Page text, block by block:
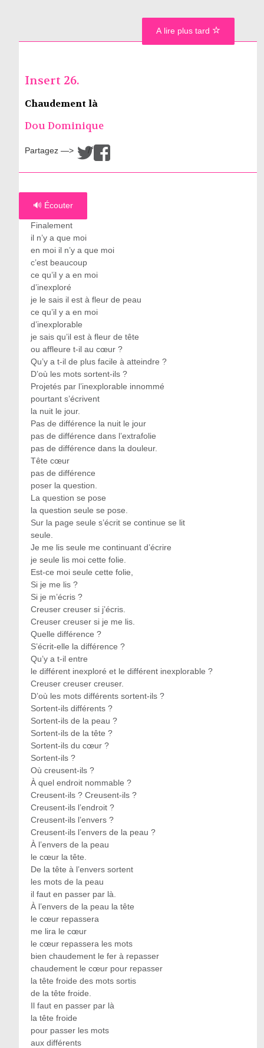
Insert 26.
Chaudement là
Dou Dominique
Partagez —> /
🔊 Écouter
Finalement
il n’y a que moi
en moi il n’y a que moi
c’est beaucoup
ce qu’il y a en moi
d’inexploré
je le sais il est à fleur de peau
ce qu’il y a en moi
d’inexplorable
je sais qu’il est à fleur de tête
ou affleure t-il au cœur ?
Qu’y a t-il de plus facile à atteindre ?
D’où les mots sortent-ils ?
Projetés par l’inexplorable innommé
pourtant s’écrivent
la nuit le jour.
Pas de différence la nuit le jour
pas de différence dans l’extrafolie
pas de différence dans la douleur.
Tête cœur
pas de différence
poser la question.
La question se pose
la question seule se pose.
Sur la page seule s’écrit se continue se lit
seule.
Je me lis seule me continuant d’écrire
je seule lis moi cette folie.
Est-ce moi seule cette folie,
Si je me lis ?
Si je m’écris ?
Creuser creuser si j’écris.
Creuser creuser si je me lis.
Quelle différence ?
S’écrit-elle la différence ?
Qu’y a t-il entre
le différent inexploré et le différent inexplorable ?
Creuser creuser creuser.
D’où les mots différents sortent-ils ?
Sortent-ils différents ?
Sortent-ils de la peau ?
Sortent-ils de la tête ?
Sortent-ils du cœur ?
Sortent-ils ?
Où creusent-ils ?
À quel endroit nommable ?
Creusent-ils ? Creusent-ils ?
Creusent-ils l’endroit ?
Creusent-ils l’envers ?
Creusent-ils l’envers de la peau ?
À l’envers de la peau
le cœur la tête.
De la tête à l’envers sortent
les mots de la peau
il faut en passer par là.
À l’envers de la peau la tête
le cœur repassera
me lira le cœur
le cœur repassera les mots
bien chaudement le fer à repasser
chaudement le cœur pour repasser
la tête froide des mots sortis
de la tête froide.
Il faut en passer par là
la tête froide
pour passer les mots
aux différents
A lire plus tard